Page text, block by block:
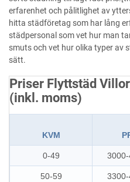
erfarenhet och pålitlighet av
hitta städföretag som har lång
städpersonal som vet hur man
smuts och vet hur olika typer av
sätt.
Priser Flyttstäd
(inkl. moms)
KVM
0-49
50-59